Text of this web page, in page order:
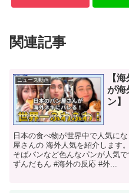
関連記事
ニュース動画
【
が海
ン】
日本の食べ物が世界中で人気に
屋さんの 海外人気を紹介します
そばパンなど色んなパンが人気
ずんだもん #海外の反応 #外...